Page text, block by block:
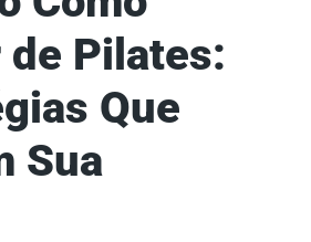
Pilates:
Que
Sua